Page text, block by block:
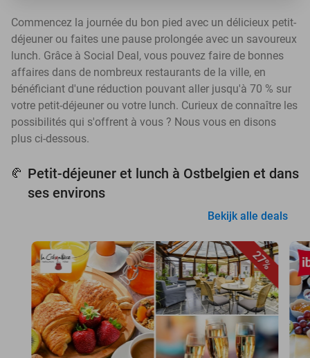
Commencez la journée du bon pied avec un délicieux petit-
déjeuner ou faites une pause prolongée avec un savoureux
lunch. Grâce à Social Deal, vous pouvez faire de bonnes
affaires dans de nombreux restaurants de la ville, en
bénéficiant d'une réduction pouvant aller jusqu'à 70 % sur
votre petit-déjeuner ou votre lunch. Curieux de connaître les
possibilités qui s'offrent à vous ? Nous vous en disons
plus ci-dessous.
🥐 Petit-déjeuner et lunch à Ostbelgien et dans
ses environs
Bekijk alle deals
27%